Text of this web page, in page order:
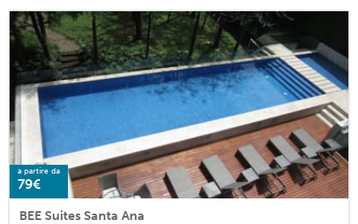
a partire da
79€
BEE Suites Santa Ana